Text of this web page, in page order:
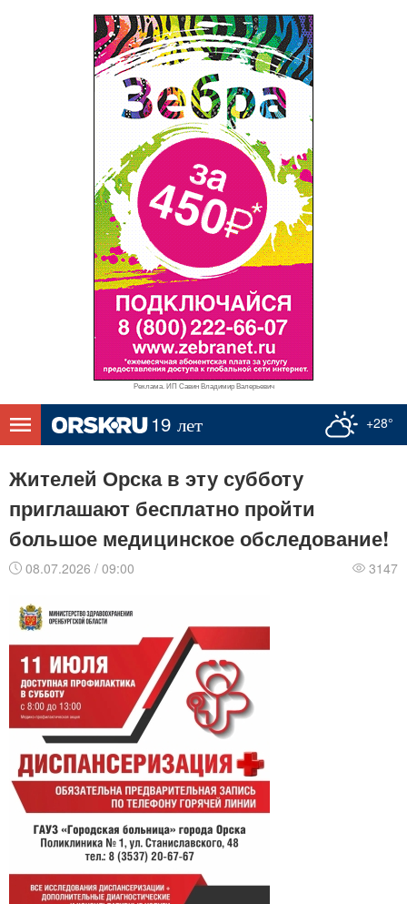
Реклама. ИП Савин Владимир Валерьевич
+28°
Жителей Орска в эту субботу
приглашают бесплатно пройти
большое медицинское обследование!
08.07.2026 / 09:00 3147